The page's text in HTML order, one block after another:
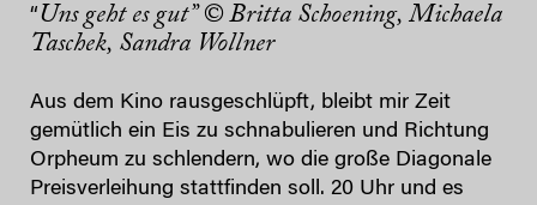
“Uns geht es gut” © Britta Schoening, Michaela
Taschek, Sandra Wollner
Aus dem Kino rausgeschlüpft, bleibt mir Zeit
gemütlich ein Eis zu schnabulieren und Richtung
Orpheum zu schlendern, wo die große Diagonale
Preisverleihung stattfinden soll. 20 Uhr und es